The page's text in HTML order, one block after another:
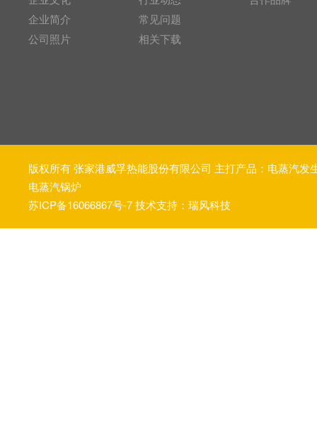
企业简介
公司照片
常见问题
相关下载
版权所有 张家港威孚热能股份有限公司 主打产品： 电蒸汽发
电蒸汽锅炉
苏ICP备16066867号-7技术支持：瑞风科技